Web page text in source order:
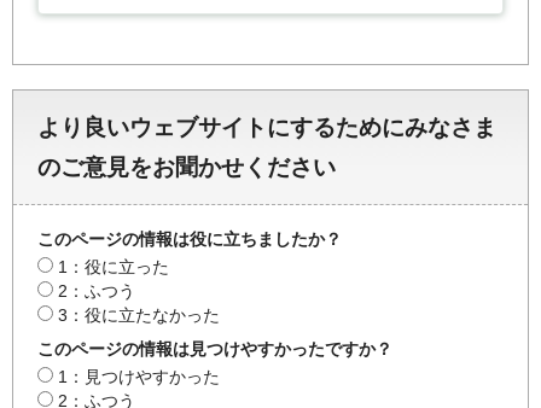
より良いウェブサイトにするためにみなさま
のご意見をお聞かせください
このページの情報は役に立ちましたか？
1：役に立った
2：ふつう
3：役に立たなかった
このページの情報は見つけやすかったですか？
1：見つけやすかった
2：ふつう